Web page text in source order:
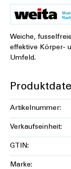
Weiche,
effektive Körper-
Umfeld.
Artikelnummer:
Verkaufseinheit:
GTIN:
Marke: